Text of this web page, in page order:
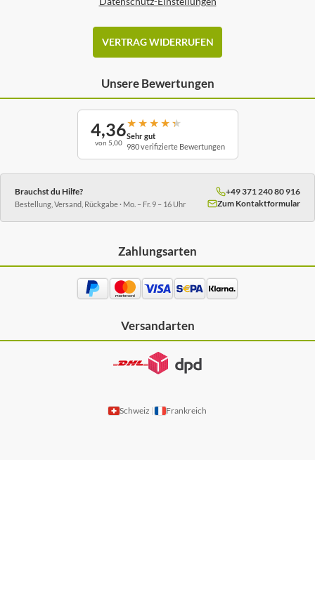
VERTRAG WIDERRUFEN
Unsere Bewertungen
4,36
von 5,00
★ ★ ★ ★ ★
Sehr gut
980 verifizierte Bewertungen
Brauchst du Hilfe?
Bestellung, Versand, Rückgabe · Mo. – Fr. 9 – 16 Uhr
+49 371 240 80 916
Zum Kontaktformular
Zahlungsarten
Versandarten
Schweiz Frankreich